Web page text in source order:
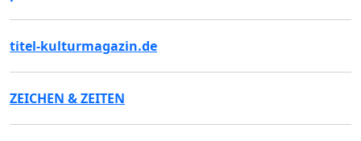
titel-kulturmagazin.de
ZEICHEN & ZEITEN